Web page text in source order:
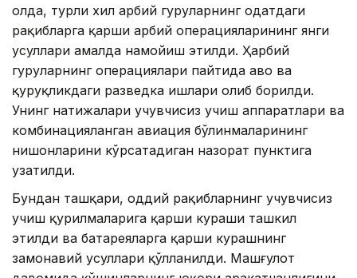
ҳолда, турли хил ҳарбий гуруҳларнинг одатдаги
рақибларга қарши ҳарбий операцияларининг янги
усуллари амалда намойиш этилди. Ҳарбий
гуруҳларнинг операциялари пайтида ҳаво ва
қуруқликдаги разведка ишлари олиб борилди.
Унинг натижалари учувчисиз учиш аппаратлари ва
комбинацияланган авиация бўлинмаларининг
нишонларини кўрсатадиган назорат пунктига
узатилди.
Бундан ташқари, оддий рақибларнинг учувчисиз
учиш қурилмаларига қарши кураши ташкил
этилди ва батареяларга қарши курашнинг
замонавий усуллари қўлланилди. Машғулот